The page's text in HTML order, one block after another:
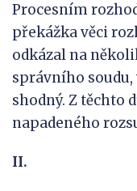
Procesním
překážka věci
odkázal na
správního
shodný. Z těchto
napadeného
II.